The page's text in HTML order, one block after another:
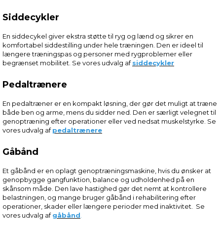
Siddecykler
En siddecykel giver ekstra støtte til ryg og lænd og sikrer en
komfortabel siddestilling under hele træningen. Den er ideel til
længere træningspas og personer med rygproblemer eller
begrænset mobilitet. Se vores udvalg afsiddecykler
Pedaltrænere
En pedaltræner er en kompakt løsning, der gør det muligt at træne
både ben og arme, mens du sidder ned. Den er særligt velegnet til
genoptræning efter operationer eller ved nedsat muskelstyrke. Se
vores udvalg afpedaltrænere
Gåbånd
Et gåbånd er en oplagt genoptræningsmaskine, hvis du ønsker at
genopbygge gangfunktion, balance og udholdenhed på en
skånsom måde. Den lave hastighed gør det nemt at kontrollere
belastningen, og mange bruger gåbånd i rehabilitering efter
operationer, skader eller længere perioder med inaktivitet. Se
vores udvalg afgåbånd.